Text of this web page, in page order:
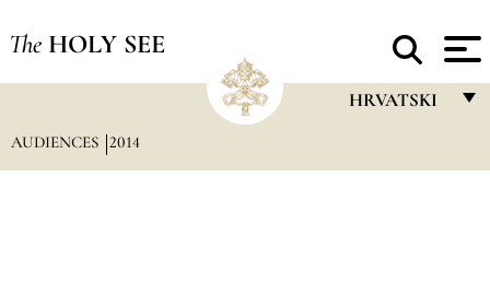
The HOLY SEE
HRVATSKI
AUDIENCES 2014